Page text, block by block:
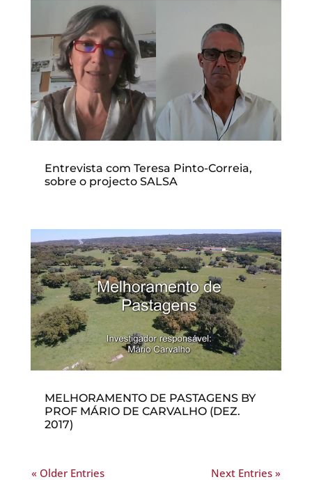
Entrevista com Teresa Pinto-Correia,
sobre o projecto SALSA
MELHORAMENTO DE PASTAGENS BY
PROF MÁRIO DE CARVALHO (DEZ.
2017)
« Older Entries Next Entries »